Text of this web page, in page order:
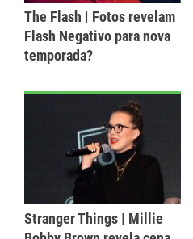
The Flash | Fotos revelam
Flash Negativo para nova
temporada?
Stranger Things | Millie